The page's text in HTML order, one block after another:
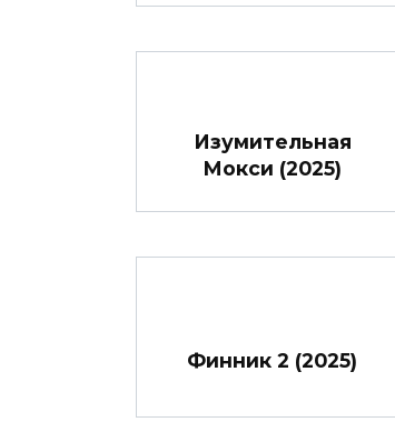
Изумительная
Мокси (2025)
Финник 2 (2025)